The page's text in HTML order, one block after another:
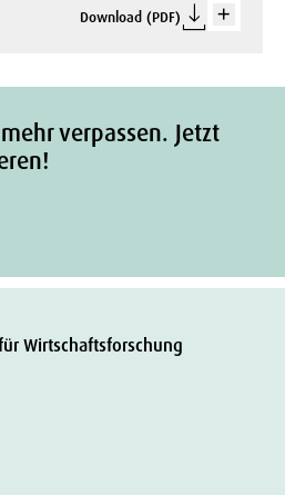
Download (PDF)
verpassen. Jetzt
Wirtschaftsforschung